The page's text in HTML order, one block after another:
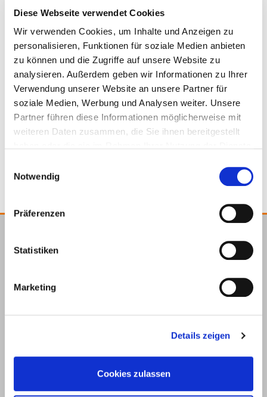
Diese Webseite verwendet Cookies
Wir verwenden Cookies, um Inhalte und Anzeigen zu
personalisieren, Funktionen für soziale Medien anbieten
zu können und die Zugriffe auf unsere Website zu
analysieren. Außerdem geben wir Informationen zu Ihrer
Verwendung unserer Website an unsere Partner für
soziale Medien, Werbung und Analysen weiter. Unsere
Partner führen diese Informationen möglicherweise mit
weiteren Daten zusammen, die Sie ihnen bereitgestellt
Notwendig
Präferenzen
Statistiken
Marketing
Details zeigen
Cookies zulassen
DWG
946157 20000 x 75 x 0,5 mm 1
E.u.r.o.Tec GmbH
+49 2331 6245-0